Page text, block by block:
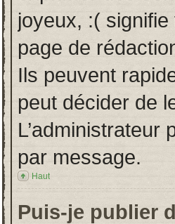
joyeux, :(
page de
Ils peuvent
peut décider de
par message.
Haut
Puis-je publier